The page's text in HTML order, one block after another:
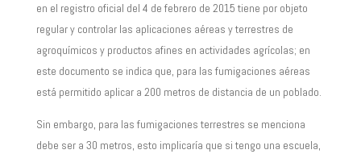
en el registro oficial del 4 de febrero de 2015 tiene por objeto
regular y controlar las aplicaciones aéreas y terrestres de
agroquímicos y productos afines en actividades agrícolas; en
este documento se indica que, para las fumigaciones aéreas
está permitido aplicar a 200 metros de distancia de un poblado.
Sin embargo, para las fumigaciones terrestres se menciona
debe ser a 30 metros, esto implicaría que si tengo una escuela,